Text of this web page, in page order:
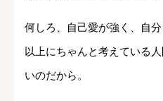
何しろ、自己愛が強く、自
以上にちゃんと考えている
いのだから。